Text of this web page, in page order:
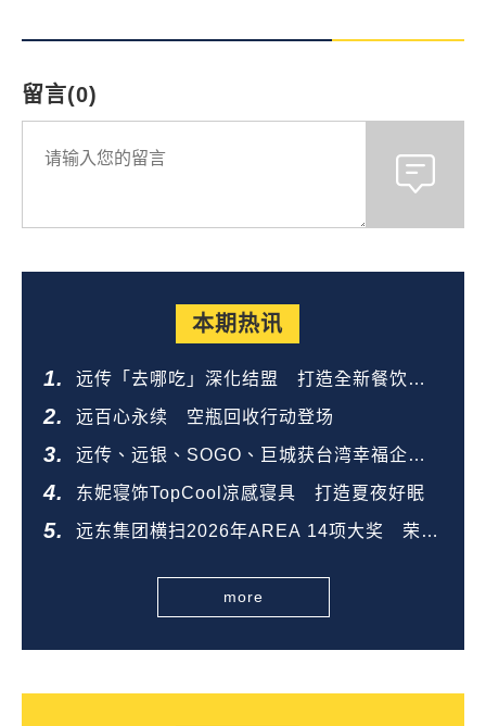
留言(0)
本期热讯
远传「去哪吃」深化结盟 打造全新餐饮生
态圈
远百心永续 空瓶回收行动登场
远传、远银、SOGO、巨城获台湾幸福企业
金奖
东妮寝饰TopCool凉感寝具 打造夏夜好眠
远东集团横扫2026年AREA 14项大奖 荣登
more